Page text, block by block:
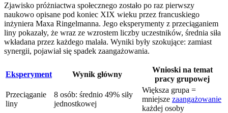
Zjawisko próżniactwa społecznego zostało po raz pierwszy
naukowo opisane pod koniec XIX wieku przez francuskiego
inżyniera Maxa Ringelmanna. Jego eksperymenty z przeciąganiem
liny pokazały, że wraz ze wzrostem liczby uczestników, średnia siła
wkładana przez każdego malała. Wyniki były szokujące: zamiast
synergii, pojawiał się spadek zaangażowania.
Eksperyment Wynik główny
Wnioski na temat
pracy grupowej
Przeciąganie
liny
8 osób: średnio 49% siły
jednostkowej
Większa grupa =
mniejsze zaangażowanie
każdej osoby